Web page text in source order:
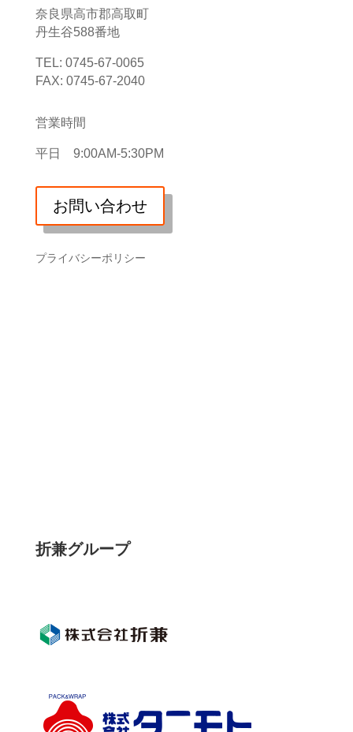
奈良県高市郡高取町
丹生谷588番地
TEL: 0745-67-0065
FAX: 0745-67-2040
営業時間
平日 9:00AM-5:30PM
お問い合わせ
プライバシーポリシー
折兼グループ